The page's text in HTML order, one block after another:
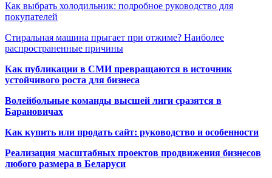
Как выбрать холодильник: подробное руководство для
покупателей
Стиральная машина прыгает при отжиме? Наиболее
распространенные причины
Как публикации в СМИ превращаются в источник
устойчивого роста для бизнеса
Волейбольные команды высшей лиги сразятся в
Барановичах
Как купить или продать сайт: руководство и особенности
Реализация масштабных проектов продвижения бизнесов
любого размера в Беларуси